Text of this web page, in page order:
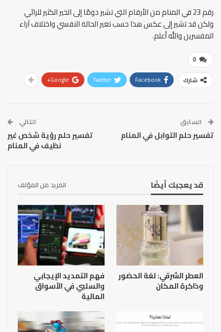
رقم 23 في المنام من الأرقام التي تشير دومًا إلى الخير الكثير للرائي
ولكن قد تشير إلى عكس هذا حسب تغير الحالة النفسي واختلاف آراء
المفسرين والله أعلم.
0
شارك Facebook
Twitter
Google+
السابق
تفسير حلم التوابل في المنام
التالي
تفسير حلم رؤية شخص غير
نظيف في المنام
قد يعجبك أيضًا المزيد من المؤلف
العطر الشرقي: لغة الحضور
وذاكرة المكان
فهم التمديد الإيجابي
والسلبي في الأسواق
المالية